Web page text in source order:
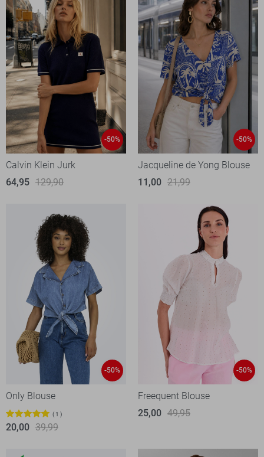
-50%
Calvin Klein Jurk
64,95 129,90
-50%
Jacqueline de Yong Blouse
11,00 21,99
-50%
Only Blouse
1
20,00 39,99
-50%
Freequent Blouse
25,00 49,95